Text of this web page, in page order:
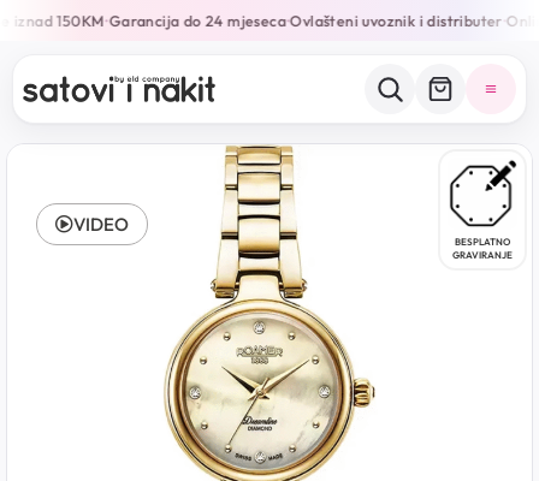
iznad 150KM•Garancija do 24 mjeseca•Ovlašteni uvoznik i distributer•
BESPLATNO
GRAVIRANJE
VIDEO